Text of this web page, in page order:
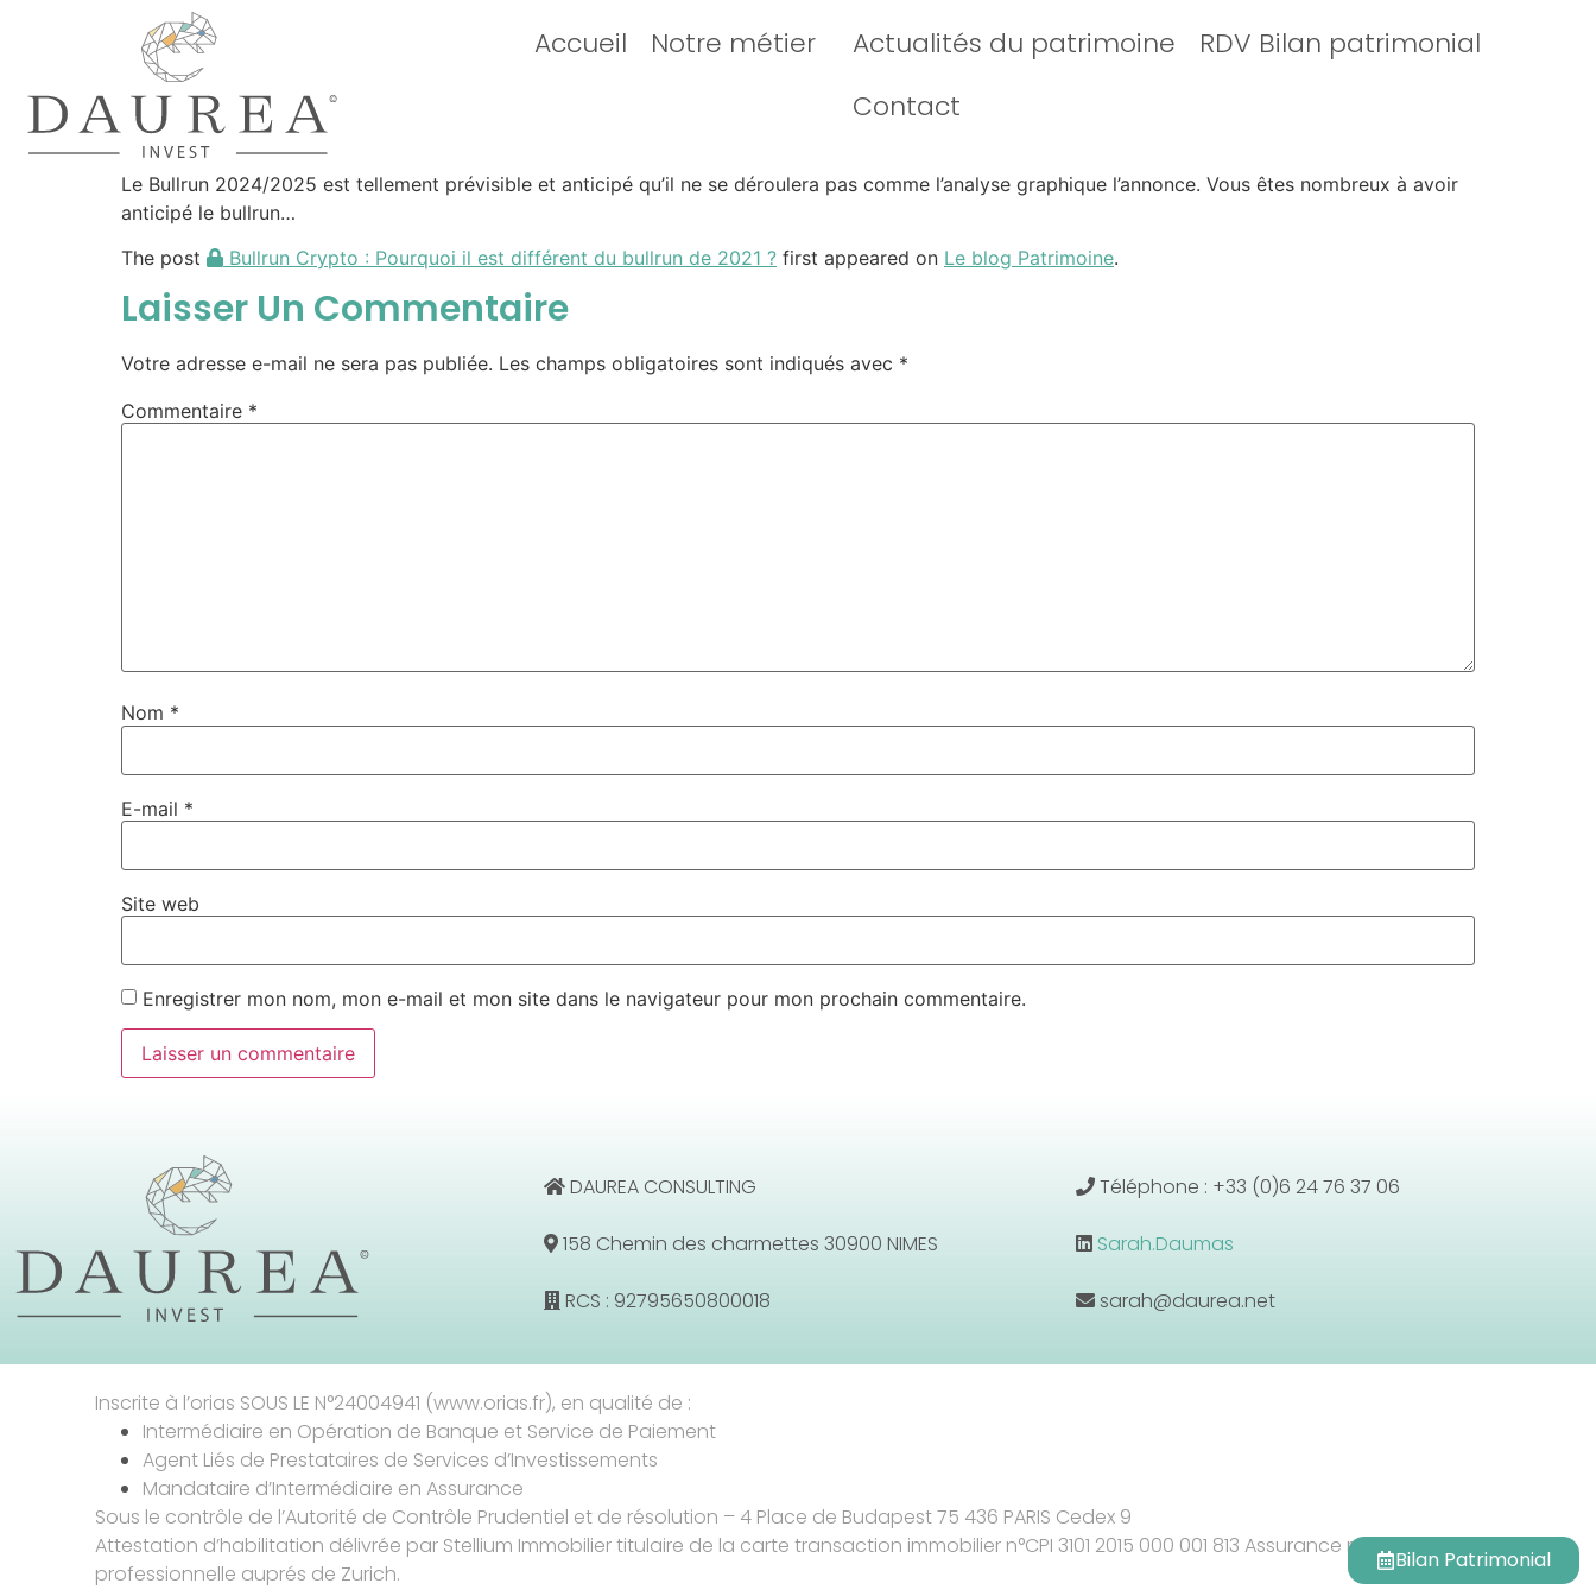
Accueil Notre métier Actualités du patrimoine
RDV Bilan patrimonial
Contact
Le Bullrun 2024/2025 est tellement prévisible et anticipé qu’il ne se déroulera pas comme l’analyse graphique l’annonce. Vous êtes nombreux à avoir
anticipé le bullrun…
The post
Bullrun Crypto : Pourquoi il est différent du bullrun de 2021 ? first appeared on Le blog Patrimoine.
Laisser Un Commentaire
Votre adresse e-mail ne sera pas publiée. Les champs obligatoires sont indiqués avec *
Commentaire *
Nom *
E-mail *
Site web
Enregistrer mon nom, mon e-mail et mon site dans le navigateur pour mon prochain commentaire.
DAUREA CONSULTING
158 Chemin des charmettes 30900 NIMES
RCS : 92795650800018
Bilan Patrimonial
Téléphone : +33 (0)6 24 76 37 06
Sarah.Daumas
sarah@daurea.net
Inscrite à l’orias SOUS LE N°24004941 (www.orias.fr), en qualité de :
Intermédiaire en Opération de Banque et Service de Paiement
Agent Liés de Prestataires de Services d’Investissements
Mandataire d’Intermédiaire en Assurance
Sous le contrôle de l’Autorité de Contrôle Prudentiel et de résolution – 4 Place de Budapest 75 436 PARIS Cedex 9
Attestation d’habilitation délivrée par Stellium Immobilier titulaire de la carte transaction immobilier n°CPI 3101 2015 000 001 813 Assurance responsabilité civile
professionnelle auprés de Zurich.